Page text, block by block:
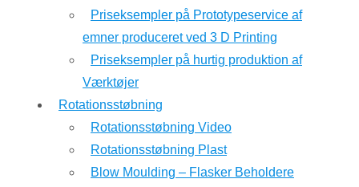
Priseksempler på Prototypeservice af
emner produceret ved 3 D Printing
Priseksempler på hurtig produktion af
Værktøjer
Rotationsstøbning
Rotationsstøbning Video
Rotationsstøbning Plast
Blow Moulding – Flasker Beholdere